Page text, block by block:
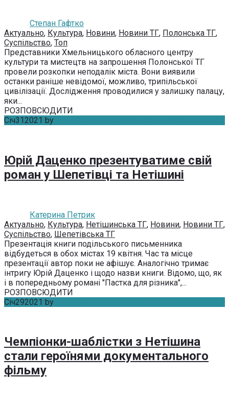
Степан Гафтко
Актуально, Культура, Новини, Новини ТГ, Полонська ТГ,
Суспільство, Топ
Представники Хмельницького обласного центру
культури та мистецтв на запрошення Полонської ТГ
провели розкопки неподалік міста. Вони виявили
останки раніше невідомої, можливо, трипільської
цивілізації. Дослідження проводилися у залишку палацу,
яки...
РОЗПОВСЮДИТИ
Січ31 2021 by
Юрій Даценко презентуватиме свій
роман у Шепетівці та Нетішині
Катерина Петрик
Актуально, Культура, Нетішинська ТГ, Новини, Новини ТГ,
Суспільство, Шепетівська ТГ
Презентація книги подільського письменника
відбудеться в обох містах 19 квітня. Час та місце
презентації автор поки не афішує. Аналогічно тримає
інтригу Юрій Даценко і щодо назви книги. Відомо, що, як
і в попередньому романі "Пастка для різника",...
РОЗПОВСЮДИТИ
Січ292021 by
Чемпіонки-шаблістки з Нетішина
стали героїнями документального
фільму